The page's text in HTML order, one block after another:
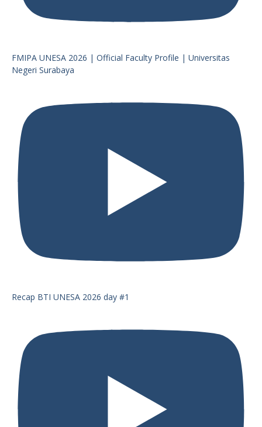
FMIPA UNESA 2026 | Official Faculty Profile | Universitas
Negeri Surabaya
Recap BTI UNESA 2026 day #1